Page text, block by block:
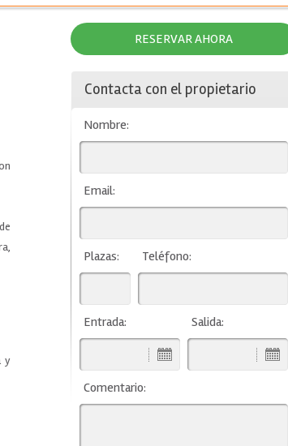
y
RESERVAR AHORA
Contacta con el propietario
Nombre:
Email:
Plazas: Teléfono:
Entrada: Salida:
Comentario: